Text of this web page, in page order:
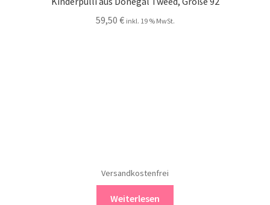
59,50 € inkl. 19 % MwSt.
Versandkostenfrei
Weiterlesen